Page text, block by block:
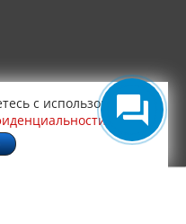
с использованием